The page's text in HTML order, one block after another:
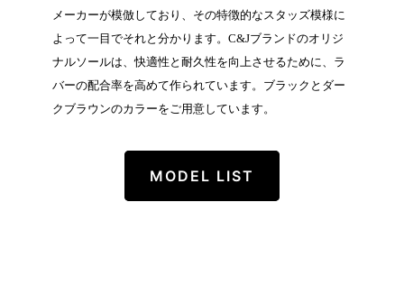
メーカーが模倣しており、その特徴的なスタッズ模様に
よって一目でそれと分かります。C&Jブランドのオリジ
ナルソールは、快適性と耐久性を向上させるために、ラ
バーの配合率を高めて作られています。ブラックとダー
クブラウンのカラーをご用意しています。
MODEL LIST